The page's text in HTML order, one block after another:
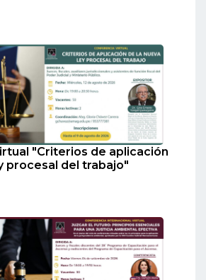
"Criterios de aplicación
procesal del trabajo"